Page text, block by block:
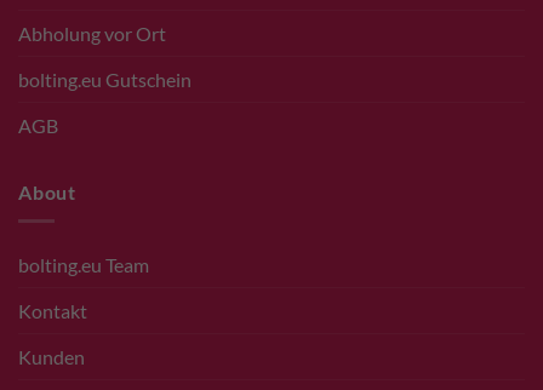
Abholung vor Ort
bolting.eu Gutschein
AGB
About
bolting.eu Team
Kontakt
Kunden